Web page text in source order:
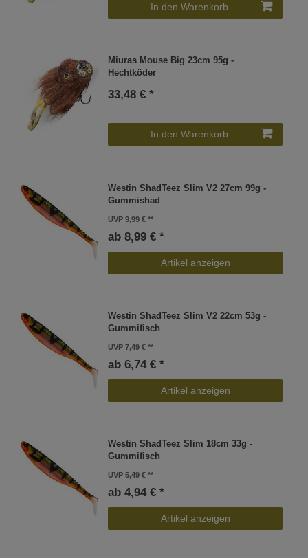
In den Warenkorb
Miuras Mouse Big 23cm 95g -
Hechtköder
33,48 € *
In den Warenkorb
Westin ShadTeez Slim V2 27cm 99g -
Gummishad
UVP 9,99 €
ab 8,99 € *
Artikel anzeigen
Westin ShadTeez Slim V2 22cm 53g -
Gummifisch
UVP 7,49 €
ab 6,74 € *
Artikel anzeigen
Westin ShadTeez Slim 18cm 33g -
Gummifisch
UVP 5,49 €
ab 4,94 € *
Artikel anzeigen